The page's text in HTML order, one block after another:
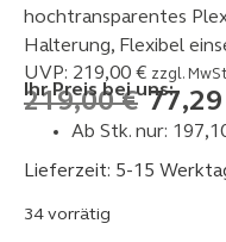
hochtransparentes
Halterung, Flexibel
UVP: 219,00 € zzgl.
Ihr Preis bei uns:
219,00€ 77,29
Ab Stk. nur:
Lieferzeit: 5-15
34 vorrätig